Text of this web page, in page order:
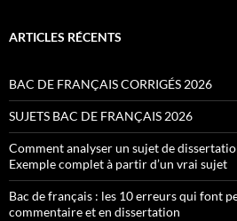
ARTICLES RÉCENTS
BAC DE FRANÇAIS CORRIGÉS 2026
SUJETS BAC DE FRANÇAIS 2026
Comment analyser un sujet de
Exemple complet à partir d’un vrai sujet
Bac de français : les 10 erreurs qui font
commentaire et en dissertation